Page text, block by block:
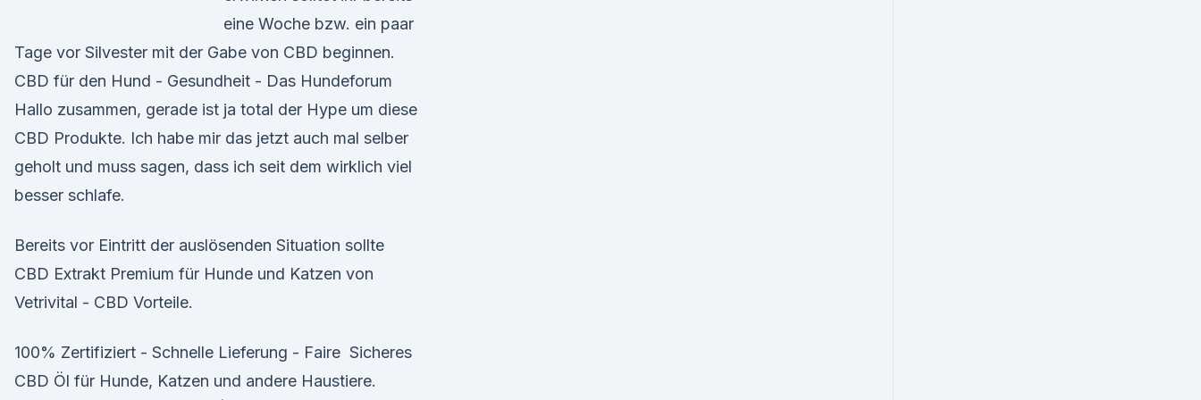
eine Woche bzw. ein paar
Tage vor Silvester mit der Gabe von CBD beginnen.
CBD für den Hund - Gesundheit - Das Hundeforum
Hallo zusammen, gerade ist ja total der Hype um diese
CBD Produkte. Ich habe mir das jetzt auch mal selber
geholt und muss sagen, dass ich seit dem wirklich viel
besser schlafe.
Bereits vor Eintritt der auslösenden Situation sollte
CBD Extrakt Premium für Hunde und Katzen von
Vetrivital - CBD Vorteile.
100% Zertifiziert - Schnelle Lieferung - Faire Sicheres
CBD Öl für Hunde, Katzen und andere Haustiere.